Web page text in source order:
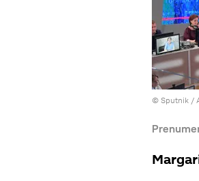
© Sputnik /